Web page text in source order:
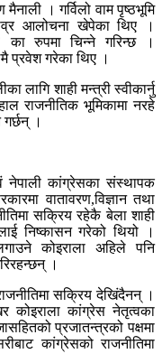
। गर्विलो वाम पृष्ठभूमि
आलोचना खेपेका थिए ।
का रुपमा चिन्ने गरिन्छ ।
प्रवेश गरेका थिए ।
लागि शाही मन्त्री स्वीकार्नु
राजनीतिक भूमिकामा नरहे
गर्छन् ।
नेपाली कांग्रेसका संस्थापक
वातावरण,विज्ञान तथा
सक्रिय रहेकै बेला शाही
निष्कासन गरेको थियो ।
कोइराला अहिले पनि
।
सक्रिय देखिंदैनन् ।
कोइराला कांग्रेस नेतृत्वका
प्रजातन्त्रको पक्षमा
कांग्रेसको राजनीतिमा